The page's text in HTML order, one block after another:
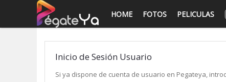
HOME FOTOS PELICULAS
Inicio de Sesión Usuario
Si ya dispone de cuenta de usuario en Pegateya,